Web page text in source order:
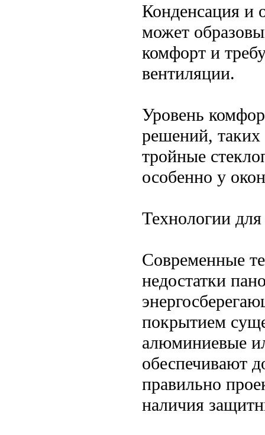
Конденсация и
может
комфорт и
вентиляции.
Уровень
решений,
тройные
особенно у
Технологии
Современные
недостатки
покрытием
алюминиевые
обеспечивают
правильно
наличия